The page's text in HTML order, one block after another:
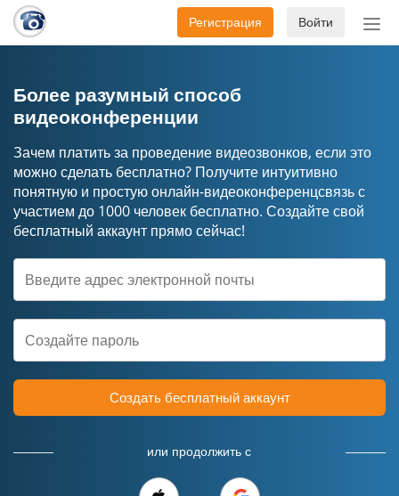
Войти
Регистрация
Более разумный способ
видеоконференции
Зачем платить за проведение видеозвонков, если это
можно сделать бесплатно? Получите интуитивно
понятную и простую онлайн-видеоконференцсвязь с
участием до 1000 человек бесплатно. Создайте свой
бесплатный аккаунт прямо сейчас!
Создать бесплатный аккаунт
или продолжить с